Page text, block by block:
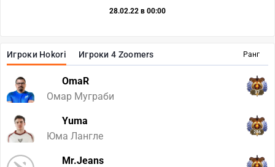
Ранг
Игроки Hokori Игроки 4 Zoomers
OmaR
Омар Муграби
37
Yuma
Юма Лангле
286
Mr.Jeans
28.02.22 в 00:00